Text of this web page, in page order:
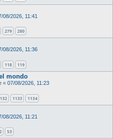
08/2026, 11:41
279 280
08/2026, 11:36
118 119
mondo
« 07/08/2026, 11:23
1133 1134
08/2026, 11:21
53